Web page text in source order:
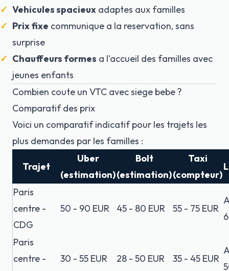
Vehicules spacieux adaptes aux familles
Prix fixe communique a la reservation, sans
surprise
Chauffeurs formes a l'accueil des familles avec
jeunes enfants
Combien coute un VTC avec siege bebe ?
Comparatif des prix
Voici un comparatif indicatif pour les trajets les
plus demandes par les familles :
Trajet
Uber
(estimation)
Bolt
(estimation)
Taxi
(compteur)
Paris
centre -
CDG
50 - 90 EUR 45 - 80 EUR 55 - 75 EUR
Paris
centre -
30 - 55 EUR 28 - 50 EUR 35 - 45 EUR